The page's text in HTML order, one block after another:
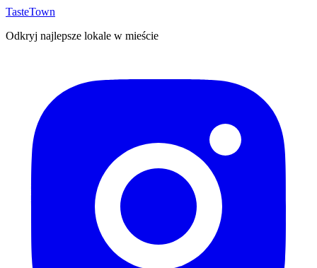
TasteTown
Odkryj najlepsze lokale w mieście